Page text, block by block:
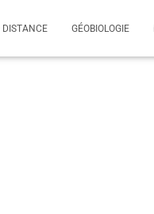
DISTANCE GÉOBIOLOGIE